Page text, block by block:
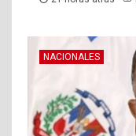
NACIONALES